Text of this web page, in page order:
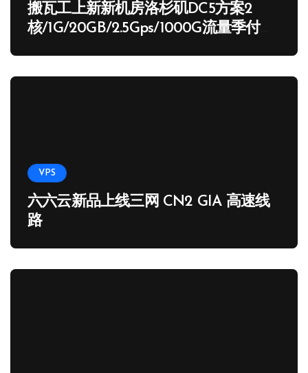
搬瓦工上新新机房洛杉矶DC5方案2
核/1G/20GB/2.5Gps/1000G流量季付
VPS
六六云新品上线三网 CN2 GIA 高速线
路